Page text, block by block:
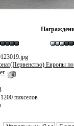
Европы
пикселов